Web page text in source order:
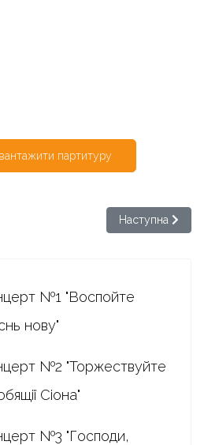
партитуру
Бортнянський. Хоровий концерт №28
Наступна стаття:
Наступна
№1 "Воспойте
нову"
№2 "Торжествуйте
Сіона"
№3 "Господи,